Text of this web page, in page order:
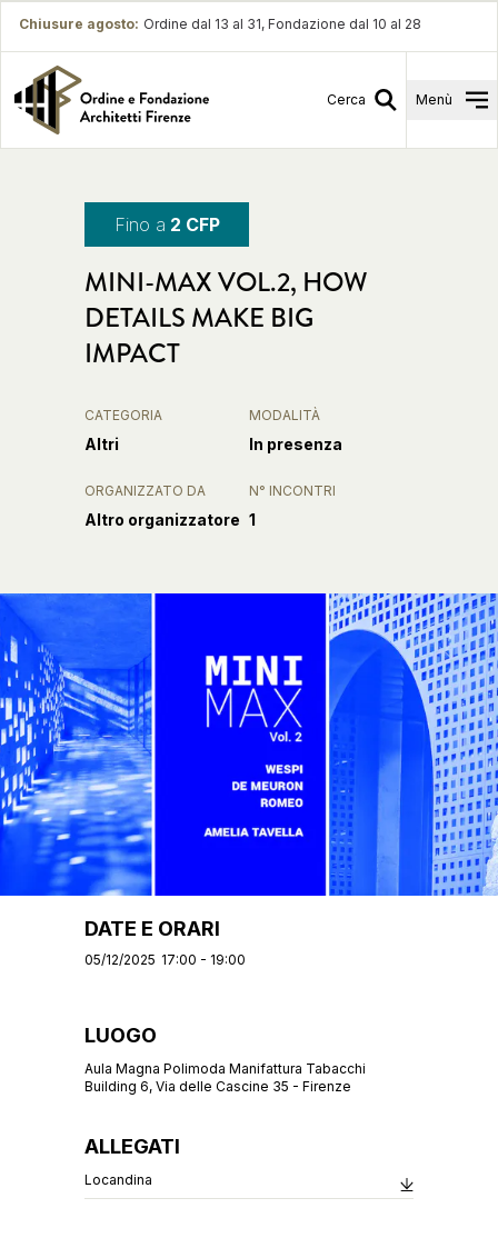
Chiusure agosto: Ordine dal 13 al 31, Fondazione dal 10 al 28
Cerca Menù
Fino a 2 CFP
MINI-MAX VOL.2, HOW
DETAILS MAKE BIG
IMPACT
CATEGORIA
Altri
MODALITÀ
In presenza
ORGANIZZATO DA
Altro organizzatore
N° INCONTRI
1
DATE E ORARI
05/12/2025 17:00 - 19:00
LUOGO
Aula Magna Polimoda Manifattura Tabacchi
Building 6, Via delle Cascine 35 - Firenze
ALLEGATI
Locandina